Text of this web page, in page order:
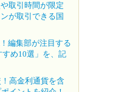
取引時間が限定
が取引できる国
編集部が注目する
すめ10選」を、記
高金利通貨を含